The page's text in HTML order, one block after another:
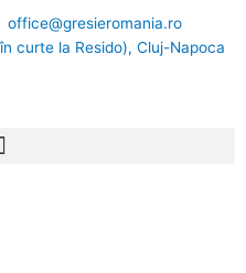
office@gresieromania.ro
curte la Resido), Cluj-Napoca